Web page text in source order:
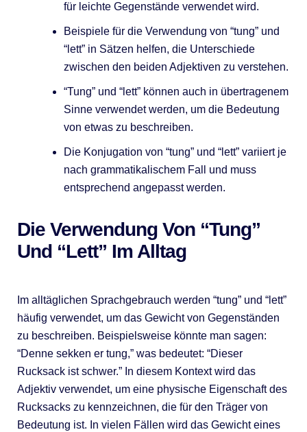
für leichte Gegenstände verwendet wird.
Beispiele für die Verwendung von “tung” und
“lett” in Sätzen helfen, die Unterschiede
zwischen den beiden Adjektiven zu verstehen.
“Tung” und “lett” können auch in übertragenem
Sinne verwendet werden, um die Bedeutung
von etwas zu beschreiben.
Die Konjugation von “tung” und “lett” variiert je
nach grammatikalischem Fall und muss
entsprechend angepasst werden.
Die Verwendung Von “tung”
Und “lett” Im Alltag
Im alltäglichen Sprachgebrauch werden “tung” und “lett”
häufig verwendet, um das Gewicht von Gegenständen
zu beschreiben. Beispielsweise könnte man sagen:
“Denne sekken er tung,” was bedeutet: “Dieser
Rucksack ist schwer.” In diesem Kontext wird das
Adjektiv verwendet, um eine physische Eigenschaft des
Rucksacks zu kennzeichnen, die für den Träger von
Bedeutung ist. In vielen Fällen wird das Gewicht eines